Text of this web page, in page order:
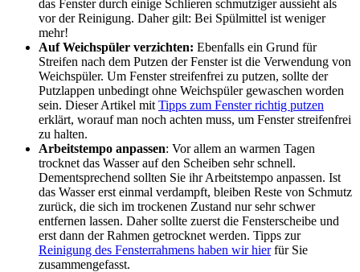
das Fenster durch einige Schlieren schmutziger aussieht als
vor der Reinigung. Daher gilt: Bei Spülmittel ist weniger
mehr!
Auf Weichspüler verzichten: Ebenfalls ein Grund für
Streifen nach dem Putzen der Fenster ist die Verwendung von
Weichspüler. Um Fenster streifenfrei zu putzen, sollte der
Putzlappen unbedingt ohne Weichspüler gewaschen worden
sein. Dieser Artikel mit Tipps zum Fenster richtig putzen
erklärt, worauf man noch achten muss, um Fenster streifenfrei
zu halten.
Arbeitstempo anpassen: Vor allem an warmen Tagen
trocknet das Wasser auf den Scheiben sehr schnell.
Dementsprechend sollten Sie ihr Arbeitstempo anpassen. Ist
das Wasser erst einmal verdampft, bleiben Reste von Schmutz
zurück, die sich im trockenen Zustand nur sehr schwer
entfernen lassen. Daher sollte zuerst die Fensterscheibe und
erst dann der Rahmen getrocknet werden. Tipps zur
Reinigung des Fensterrahmens haben wir hierfür Sie
zusammengefasst.